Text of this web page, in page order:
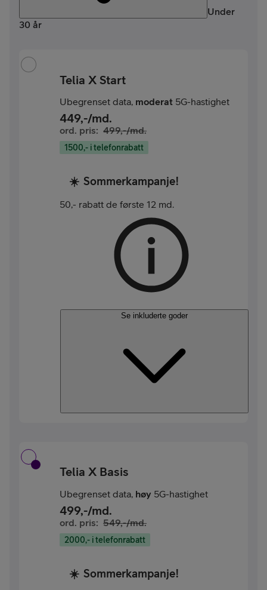
Under
30 år
Telia X Start
Ubegrenset data, moderat 5G-hastighet
449,-/md.
ord. pris: 499,-/md.
1500,- i telefonrabatt
☀️ Sommerkampanje!
50,- rabatt de første 12 md.
Se inkluderte goder
Telia X Basis
Ubegrenset data, høy 5G-hastighet
499,-/md.
ord. pris: 549,-/md.
2000,- i telefonrabatt
☀️ Sommerkampanje!